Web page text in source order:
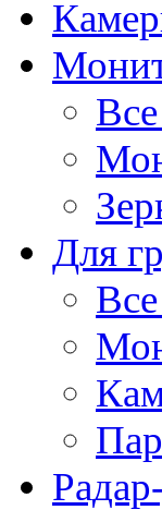
Для